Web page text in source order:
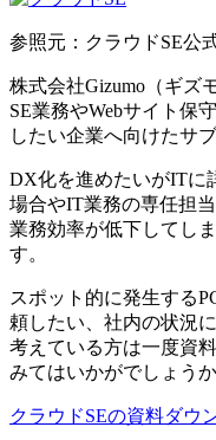
参照元：クラウドSE公
株式会社Gizumo（ギズ
SE業務やWebサイト保
したい企業へ向けたサ
DX化を進めたいがITに
場合やIT業務の専任担
業務効率が低下してし
す。
スポット的に発生する
頼したい、社内の状況
考えている方は一度資
みてはいかがでしょうか
クラウドSEの資料ダウ